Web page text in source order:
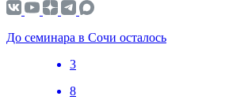
До семинара в Сочи осталось
3
8